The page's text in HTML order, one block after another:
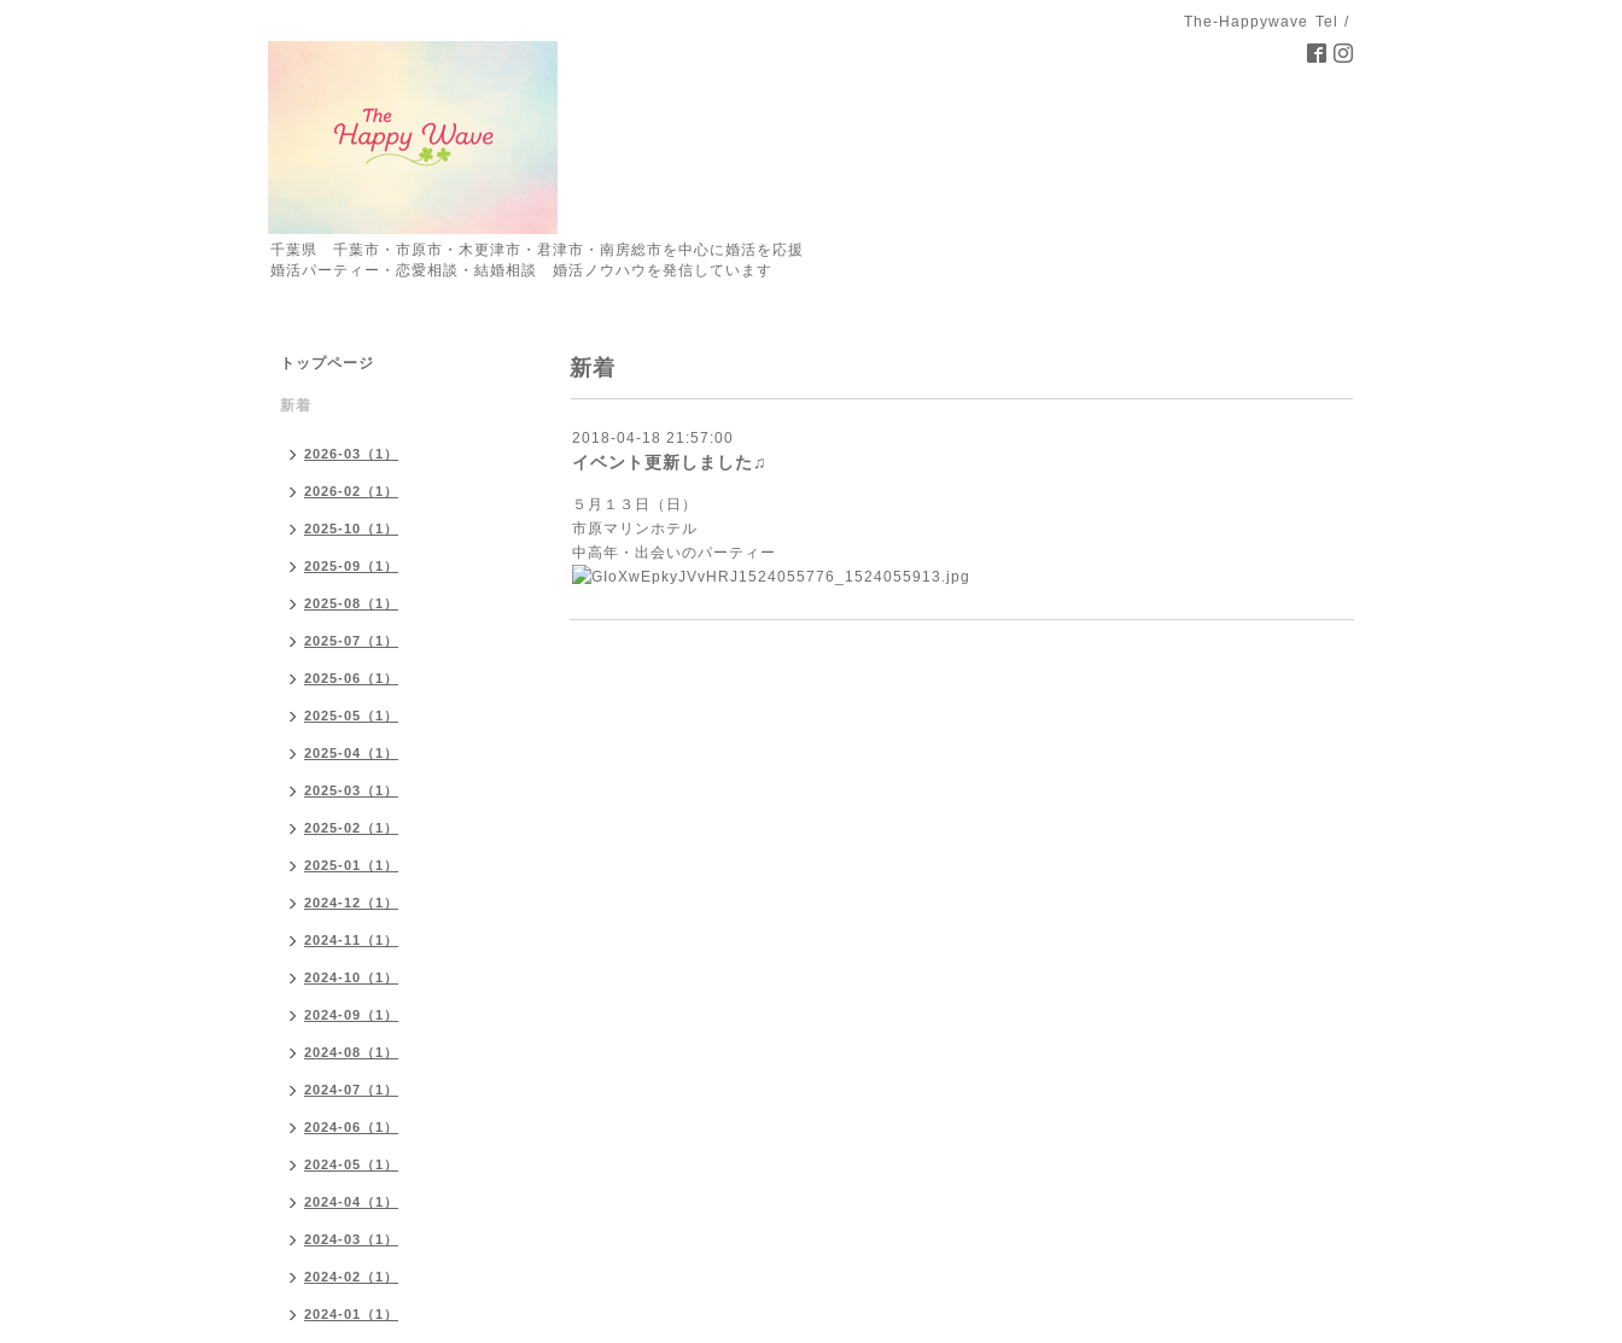
The-Happywave Tel /
千葉県 千葉市・市原市・木更津市・君津市・南房総市を中心に婚活を応援
婚活パーティー・恋愛相談・結婚相談 婚活ノウハウを発信しています
新着
2018-04-18 21:57:00
イベント更新しました♫
５月１３日（日）
市原マリンホテル
中高年・出会いのパーティー
トップページ
新着
2026-03（1）
2026-02（1）
2025-10（1）
2025-09（1）
2025-08（1）
2025-07（1）
2025-06（1）
2025-05（1）
2025-04（1）
2025-03（1）
2025-02（1）
2025-01（1）
2024-12（1）
2024-11（1）
2024-10（1）
2024-09（1）
2024-08（1）
2024-07（1）
2024-06（1）
2024-05（1）
2024-04（1）
2024-03（1）
2024-02（1）
2024-01（1）